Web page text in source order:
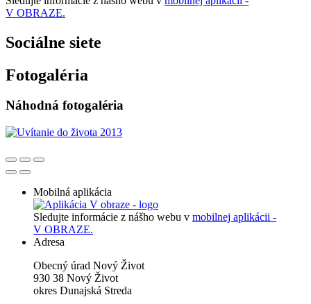
V OBRAZE.
Sociálne siete
Fotogaléria
Náhodná fotogaléria
Mobilná aplikácia
Sledujte informácie z nášho webu v mobilnej aplikácii -
V OBRAZE.
Adresa
Obecný úrad Nový Život
930 38 Nový Život
okres Dunajská Streda